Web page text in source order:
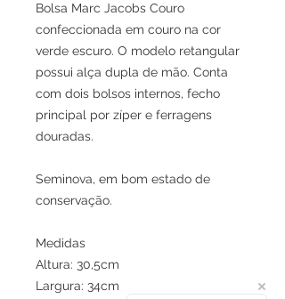
Bolsa Marc Jacobs Couro
confeccionada em couro na cor
verde escuro. O modelo retangular
possui alça dupla de mão. Conta
com dois bolsos internos, fecho
principal por zíper e ferragens
douradas.
Seminova, em bom estado de
conservação.
Medidas
Altura: 30,5cm
Largura: 34cm